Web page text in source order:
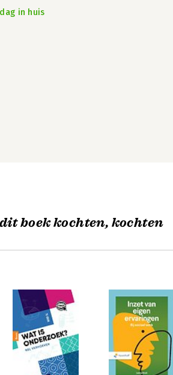
in huis
boek kochten, kochten